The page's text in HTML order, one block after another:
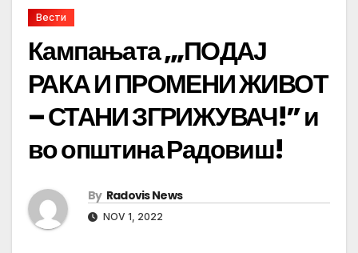
Вести
Кампањата ,„ПОДАЈ
РАКА И ПРОМЕНИ ЖИВОТ
– СТАНИ ЗГРИЖУВАЧ!” и
во општина Радовиш!
By Radovis News
NOV 1, 2022